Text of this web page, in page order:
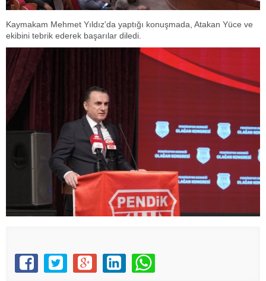
Kaymakam Mehmet Yıldız'da yaptığı konuşmada, Atakan Yüce ve
ekibini tebrik ederek başarılar diledi.